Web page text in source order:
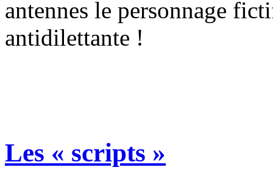
antennes le personnage
antidilettante !
Les « scripts »